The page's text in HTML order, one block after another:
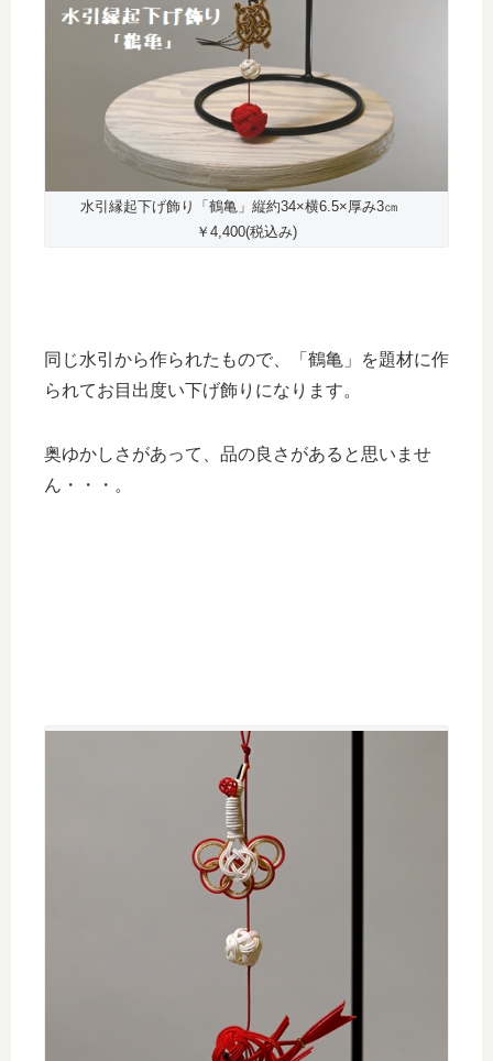
水引縁起下げ飾り「鶴亀」縦約34×横6.5×厚み3㎝
￥4,400(税込み)
同じ水引から作られたもので、「鶴亀」を題材に作
られてお目出度い下げ飾りになります。
奥ゆかしさがあって、品の良さがあると思いませ
ん・・・。